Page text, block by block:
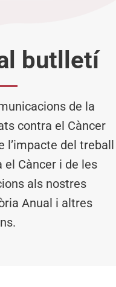
butlletí
de la
contra el Càncer
l’impacte del treball
el Càncer i de les
als nostres
Anual i altres